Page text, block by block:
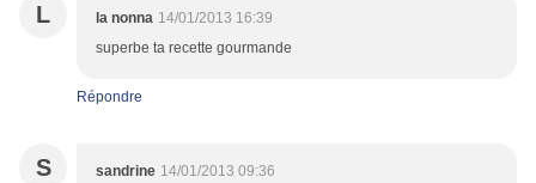
L la nonna 14/01/2013 16:39
superbe ta recette gourmande
Répondre
S sandrine 14/01/2013 09:36